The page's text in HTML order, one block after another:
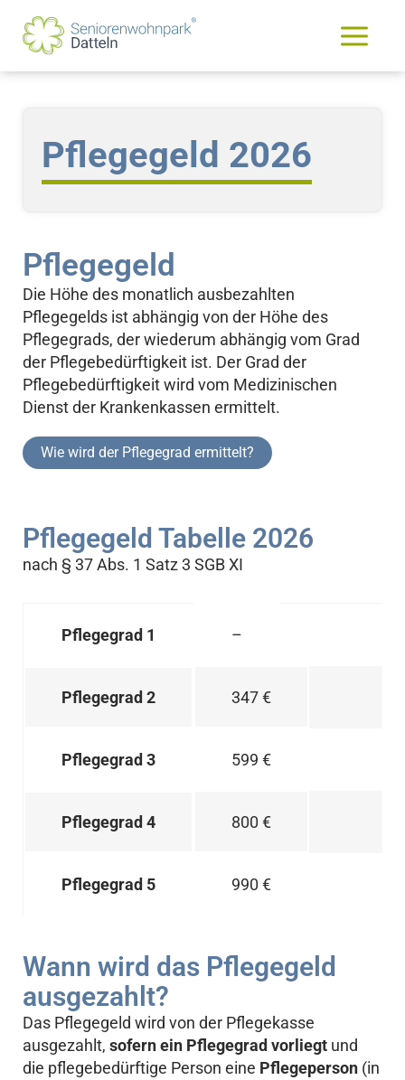
Inhalt
springen
Main
Menu
Pflegegeld 2026
Pflegegeld
Die Höhe des monatlich ausbezahlten
Pflegegelds ist abhängig von der Höhe des
Pflegegrads, der wiederum abhängig vom Grad
der Pflegebedürftigkeit ist. Der Grad der
Pflegebedürftigkeit wird vom Medizinischen
Dienst der Krankenkassen ermittelt.
Wie wird der Pflegegrad ermittelt?
Pflegegeld Tabelle 2026
nach § 37 Abs. 1 Satz 3 SGB XI
Pflegegrad 1 –
Pflegegrad 2 347 €
Pflegegrad 3 599 €
Pflegegrad 4 800 €
Pflegegrad 5 990 €
Wann wird das Pflegegeld
ausgezahlt?
Das Pflegegeld wird von der Pflegekasse
ausgezahlt, sofern ein Pflegegrad vorliegt und
die pflegebedürftige Person eine Pflegeperson (in
Facebook
Instagram